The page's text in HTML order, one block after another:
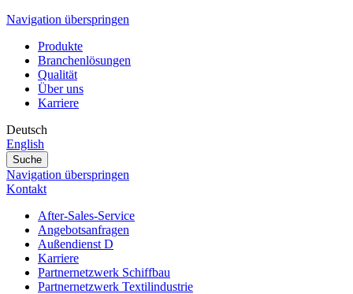
Navigation überspringen
Produkte
Branchenlösungen
Qualität
Über uns
Karriere
Deutsch
English
Suche
Navigation überspringen
Kontakt
After-Sales-Service
Angebotsanfragen
Außendienst D
Karriere
Partnernetzwerk Schiffbau
Partnernetzwerk Textilindustrie